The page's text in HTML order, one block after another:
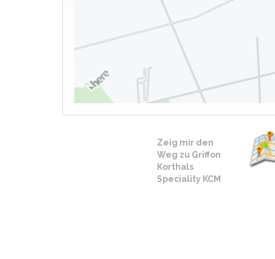
Zeig mir den
Weg zu Griffon
Korthals
Speciality KCM